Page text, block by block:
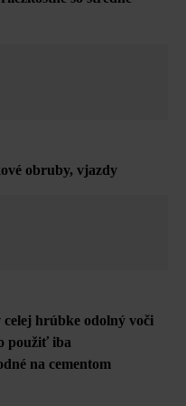
obruby, vjazdy
celej hrúbke odolný voči
použiť iba
na cementom